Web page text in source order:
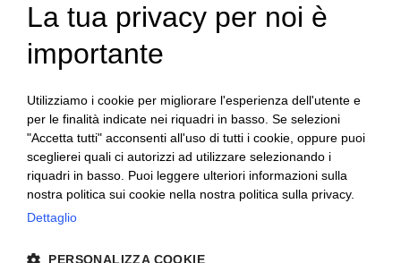
La tua privacy per noi è
importante
Utilizziamo i cookie per migliorare l'esperienza dell'utente e
per le finalità indicate nei riquadri in basso. Se selezioni
"Accetta tutti" acconsenti all'uso di tutti i cookie, oppure puoi
sceglierei quali ci autorizzi ad utilizzare selezionando i
riquadri in basso. Puoi leggere ulteriori informazioni sulla
nostra politica sui cookie nella nostra politica sulla privacy.
Dettaglio
PERSONALIZZA COOKIE